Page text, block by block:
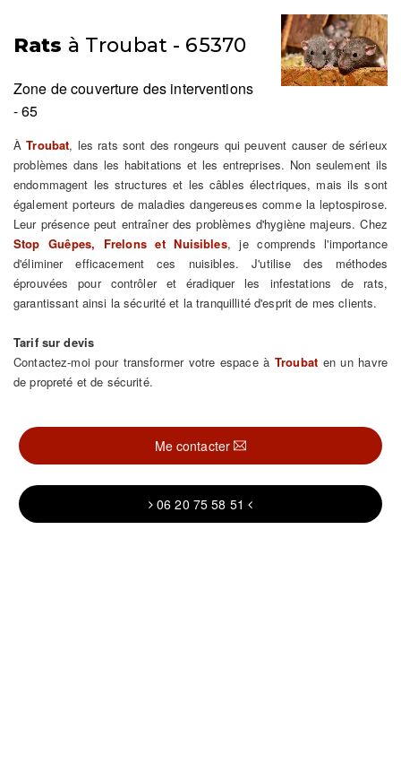
Rats à Troubat - 65370
Zone de couverture des interventions
- 65
ÀTroubat, les rats sont des rongeurs qui peuvent causer de sérieux
problèmes dans les habitations et les entreprises. Non seulement ils
endommagent les structures et les câbles électriques, mais ils sont
également porteurs de maladies dangereuses comme la leptospirose.
Leur présence peut entraîner des problèmes d'hygiène majeurs. Chez
Stop Guêpes, Frelons et Nuisibles, je comprends l'importance
d'éliminer efficacement ces nuisibles. J'utilise des méthodes
éprouvées pour contrôler et éradiquer les infestations de rats,
garantissant ainsi la sécurité et la tranquillité d'esprit de mes clients.
Tarif sur devis
Contactez-moi pour transformer votre espace àTroubat en un havre
de propreté et de sécurité.
Me contacter
06 20 75 58 51